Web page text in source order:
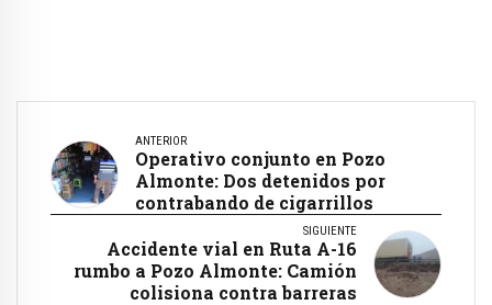
ANTERIOR
Operativo conjunto en Pozo
Almonte: Dos detenidos por
contrabando de cigarrillos
SIGUIENTE
Accidente vial en Ruta A-16
rumbo a Pozo Almonte: Camión
colisiona contra barreras